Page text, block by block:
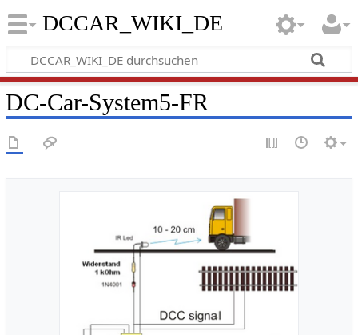
DCCAR_WIKI_DE
DC-Car-System5-FR